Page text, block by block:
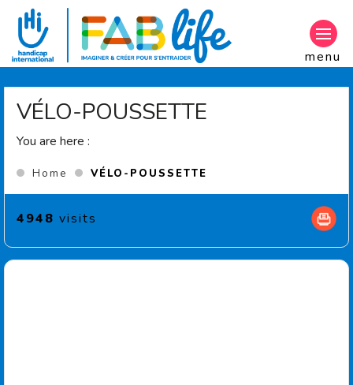
Aller au contenu principal
menu
VÉLO-POUSSETTE
You are here :
Home VÉLO-POUSSETTE
4948 visits